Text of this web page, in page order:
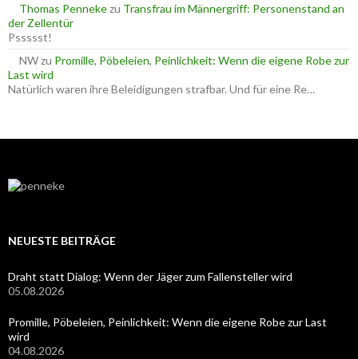
Thomas Pennekezu Transfrau im Männergriff: Personenstand an
der Zellentür
Pssssst!
NWzu Promille, Pöbeleien, Peinlichkeit: Wenn die eigene Robe zur
Last wird
Natürlich waren ihre Beleidigungen strafbar. Und für eine Re…
NEUESTE BEITRÄGE
Draht statt Dialog: Wenn der Jäger zum Fallensteller wird
05.08.2026
Promille, Pöbeleien, Peinlichkeit: Wenn die eigene Robe zur Last
wird
04.08.2026